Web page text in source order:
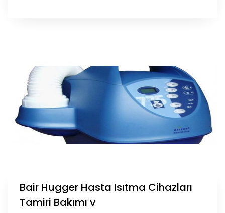
Bair Hugger Hasta Isıtma Cihazları
Tamiri Bakımı v